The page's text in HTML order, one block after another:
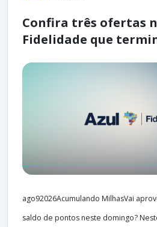
Confira três ofertas
Fidelidade que
ago92026Acumulando MilhasVai
saldo de pontos neste domingo?